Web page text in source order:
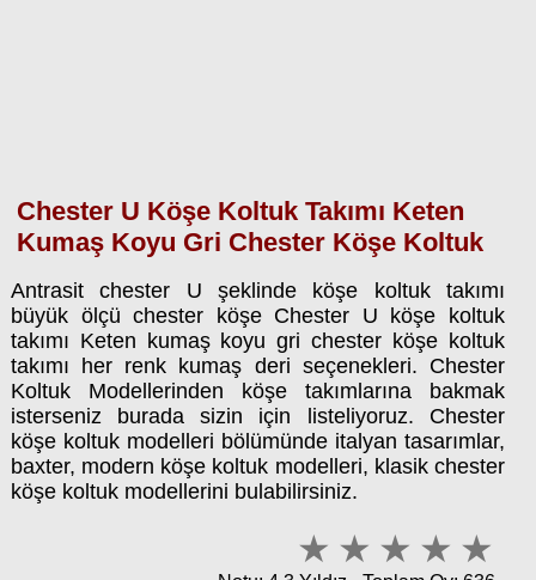
Chester U Köşe Koltuk Takımı Keten
Kumaş Koyu Gri Chester Köşe Koltuk
Antrasit chester U şeklinde köşe koltuk takımı
büyük ölçü chester köşe Chester U köşe koltuk
takımı Keten kumaş koyu gri chester köşe koltuk
takımı her renk kumaş deri seçenekleri. Chester
Koltuk Modellerinden köşe takımlarına bakmak
isterseniz burada sizin için listeliyoruz. Chester
köşe koltuk modelleri bölümünde italyan tasarımlar,
baxter, modern köşe koltuk modelleri, klasik chester
köşe koltuk modellerini bulabilirsiniz.